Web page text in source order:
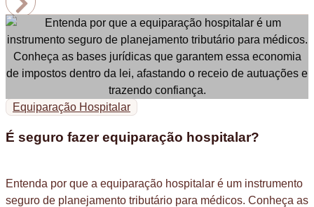
Equiparação Hospitalar
É seguro fazer equiparação hospitalar?
Entenda por que a equiparação hospitalar é um instrumento
seguro de planejamento tributário para médicos. Conheça as